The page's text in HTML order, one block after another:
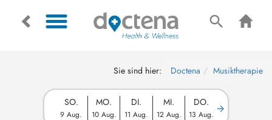
Sie sind hier: Doctena Musiktherapie
SO.
9 Aug.
MO.
10 Aug.
DI.
11 Aug.
MI.
12 Aug.
DO.
13 Aug.